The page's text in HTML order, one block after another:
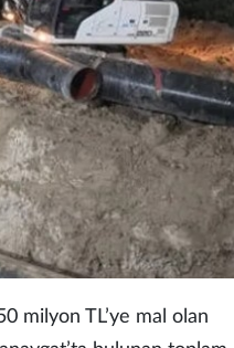
milyon TL’ye mal olan